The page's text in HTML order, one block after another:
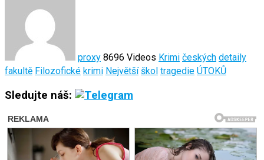
proxy 8696 Videos Krimi českých detaily
fakultě Filozofické krimi Největší škol tragedie ÚTOKŮ
Sledujte náš: